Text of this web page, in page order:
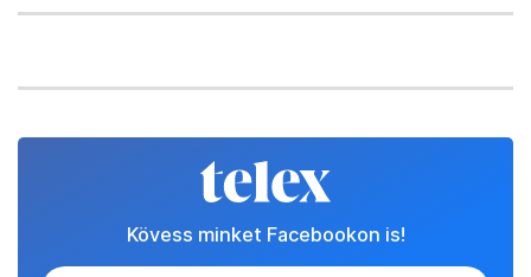
Kövess minket Facebookon is!